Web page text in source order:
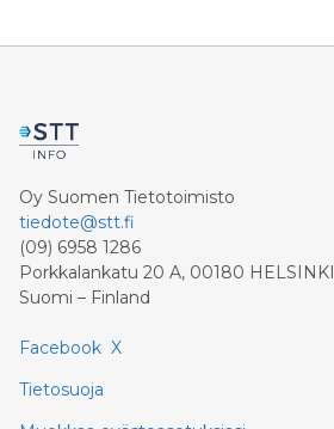
Oy Suomen Tietotoimisto
tiedote@stt.fi
(09) 6958 1286
Porkkalankatu 20 A, 00180 HELSINKI
Suomi – Finland
Facebook X
Tietosuoja